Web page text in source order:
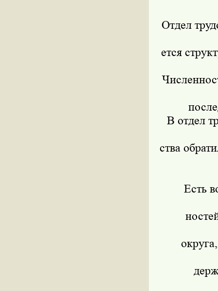
Отдел
ется
В отдел
ства
Есть